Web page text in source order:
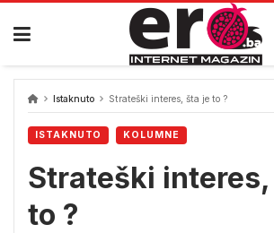
Skip
content
Istaknuto Strateški interes, šta je to ?
ISTAKNUTO KOLUMNE
Strateški
to ?